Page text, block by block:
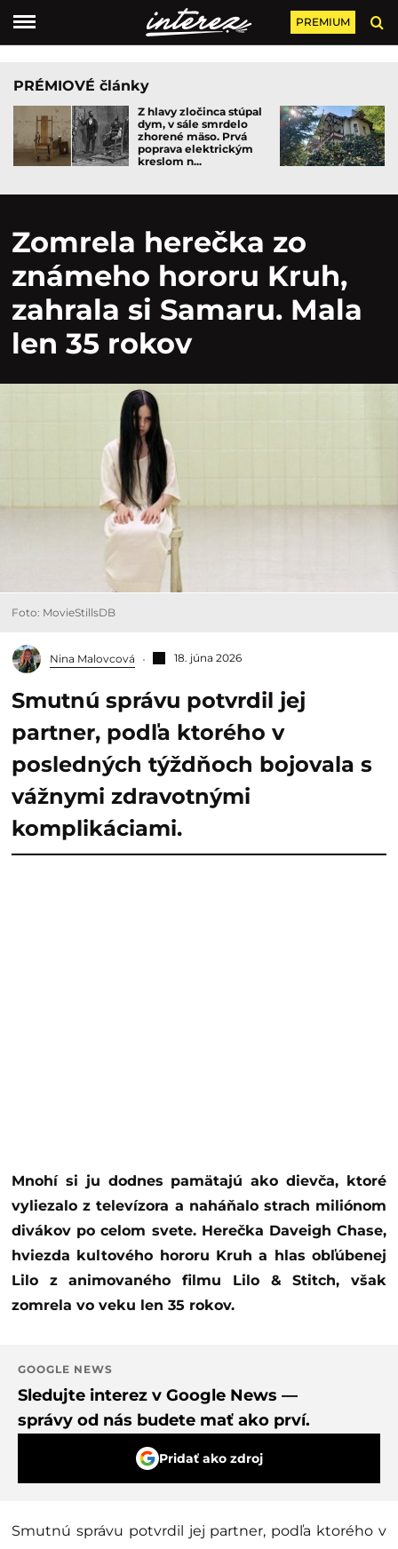
PREMIUM
PRÉMIOVÉ články
Z hlavy zločinca stúpal
dym, v sále smrdelo
zhorené mäso. Prvá
poprava elektrickým
kreslom n...
Zomrela herečka zo
známeho hororu Kruh,
zahrala si Samaru. Mala
len 35 rokov
Foto: MovieStillsDB
Nina Malovcová 18. júna 2026
Smutnú správu potvrdil jej
partner, podľa ktorého v
posledných týždňoch bojovala s
vážnymi zdravotnými
komplikáciami.
Mnohí si ju dodnes pamätajú ako dievča, ktoré
vyliezalo z televízora a naháňalo strach miliónom
divákov po celom svete. Herečka Daveigh Chase,
hviezda kultového hororu Kruh a hlas obľúbenej
Lilo z animovaného filmu Lilo & Stitch, však
zomrela vo veku len 35 rokov.
GOOGLE NEWS
Sledujte interez v Google News —
správy od nás budete mať ako prví.
Pridať ako zdroj
Smutnú správu potvrdil jej partner, podľa ktorého v